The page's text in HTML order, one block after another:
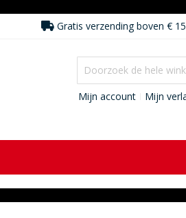
Gratis verzending boven €
Mijn account Mijn